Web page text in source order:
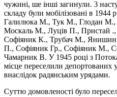
чужині, шe iнші загинули. 3
складу були мобілізовані в
Галилюка М., Тук М., Глодан М.,
Москаль М., Луців П., Пристай
Софіяник К., Трубач М.,
П., Софіяник Гр., Софіяник М.,
Чамарник В. У 1945 році з
місце переселили депортованих
внаслідок радянським урядами.
Суттю домовленості було